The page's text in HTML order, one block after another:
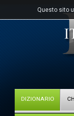
Questo sito
DIZIONARIO